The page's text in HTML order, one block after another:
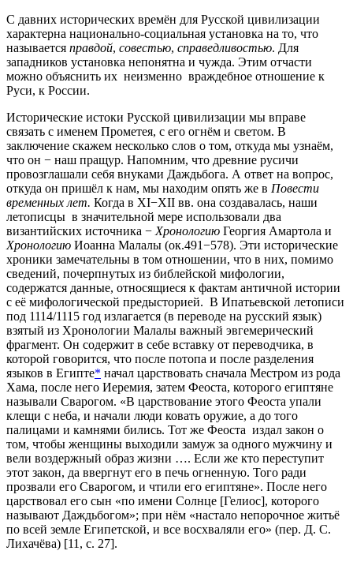
С давних исторических времён для Русской цивилизации
характерна национально-социальная установка на то, что
называется правдой, совестью, справедливостью. Для
западников установка непонятна и чужда. Этим отчасти
можно объяснить их неизменно враждебное отношение к
Руси, к России.
Исторические истоки Русской цивилизации мы вправе
связать с именем Прометея, с его огнём и светом. В
заключение скажем несколько слов о том, откуда мы узнаём,
что он − наш пращур. Напомним, что древние русичи
провозглашали себя внуками Даждьбога. А ответ на вопрос,
откуда он пришёл к нам, мы находим опять же в Повести
временных лет. Когда в XI−XII вв. она создавалась, наши
летописцы в значительной мере использовали два
византийских источника − Хронологию Георгия Амартола и
Хронологию Иоанна Малалы (ок.491−578). Эти исторические
хроники замечательны в том отношении, что в них, помимо
сведений, почерпнутых из библейской мифологии,
содержатся данные, относящиеся к фактам античной истории
с её мифологической предысторией. В Ипатьевской летописи
под 1114/1115 год излагается (в переводе на русский язык)
взятый из Хронологии Малалы важный эвгемерический
фрагмент. Он содержит в себе вставку от переводчика, в
которой говорится, что после потопа и после разделения
языков в Египте* начал царствовать сначала Местром из рода
Хама, после него Иеремия, затем Феоста, которого египтяне
называли Сварогом. «В царствование этого Феоста упали
клещи с неба, и начали люди ковать оружие, а до того
палицами и камнями бились. Тот же Феоста издал закон о
том, чтобы женщины выходили замуж за одного мужчину и
вели воздержный образ жизни …. Если же кто переступит
этот закон, да ввергнут его в печь огненную. Того ради
прозвали его Сварогом, и чтили его египтяне». После него
царствовал его сын «по имени Солнце [Гелиос], которого
называют Даждьбогом»; при нём «настало непорочное житьё
по всей земле Египетской, и все восхваляли его» (пер. Д. С.
Лихачёва) [11, c. 27].